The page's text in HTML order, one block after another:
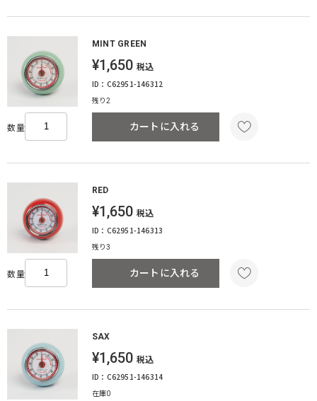
MINT GREEN
¥1,650 税込
ID：C62951-146312
残り2
数量 カートに入れる
RED
¥1,650 税込
ID：C62951-146313
残り3
数量 カートに入れる
SAX
¥1,650 税込
ID：C62951-146314
在庫0